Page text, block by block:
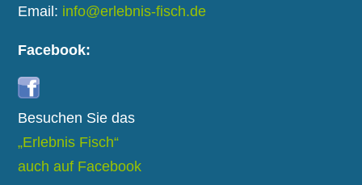
Email: info@erlebnis-fisch.de
Facebook:
Besuchen Sie das
„Erlebnis Fisch“
auch auf Facebook